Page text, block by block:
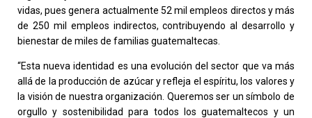
vidas, pues genera actualmente 52 mil empleos directos y más
de 250 mil empleos indirectos, contribuyendo al desarrollo y
bienestar de miles de familias guatemaltecas.
“Esta nueva identidad es una evolución del sector que va más
allá de la producción de azúcar y refleja el espíritu, los valores y
la visión de nuestra organización. Queremos ser un símbolo de
orgullo y sostenibilidad para todos los guatemaltecos y un